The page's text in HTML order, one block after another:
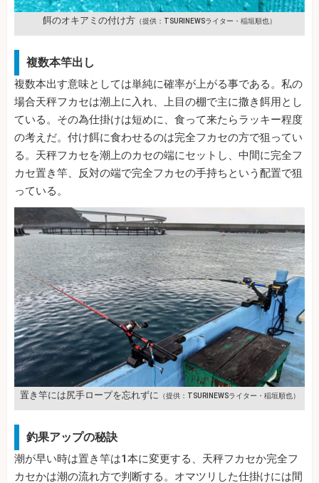
餌のオキアミの付け方 （提供：TSURINEWSライター・稲垣順也）
複数本竿出し
複数本出す意味としては単純に確率が上がる事である。私の
場合天秤フカセは潮上に入れ、上目の棚で主に撒き餌用とし
ている。その為仕掛けは短めに、食って来たらラッキー程度
の考えだ。付け餌に食わせるのは完全フカセの方で狙ってい
る。天秤フカセを潮上のカセの端にセットし、中間に完全フ
カセ置き竿、反対の端で完全フカセの手持ちという配置で狙
っている。
置き竿には尻手ロープを忘れずに （提供：TSURINEWSライター・稲垣順也）
釣果アップの秘訣
潮が早い時は置き竿は1本に変更する、天秤フカセか完全フ
カセかは潮の流れ方で判断する。オマツリした仕掛けには間